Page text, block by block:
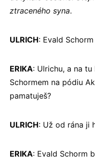
ztraceného syna.
ULRICH: Evald
ERIKA: Ulrichu, a na
Schormem na pódiu
pamatuješ?
ULRICH: Už od rána ji
ERIKA: Evald Schorm